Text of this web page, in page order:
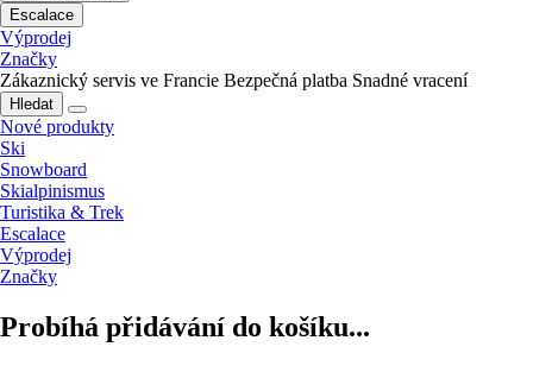
Escalace
Výprodej
Značky
Zákaznický servis ve Francie Bezpečná platba Snadné vracení
Hledat
Nové produkty
Ski
Snowboard
Skialpinismus
Turistika & Trek
Escalace
Výprodej
Značky
Probíhá přidávání do košíku...